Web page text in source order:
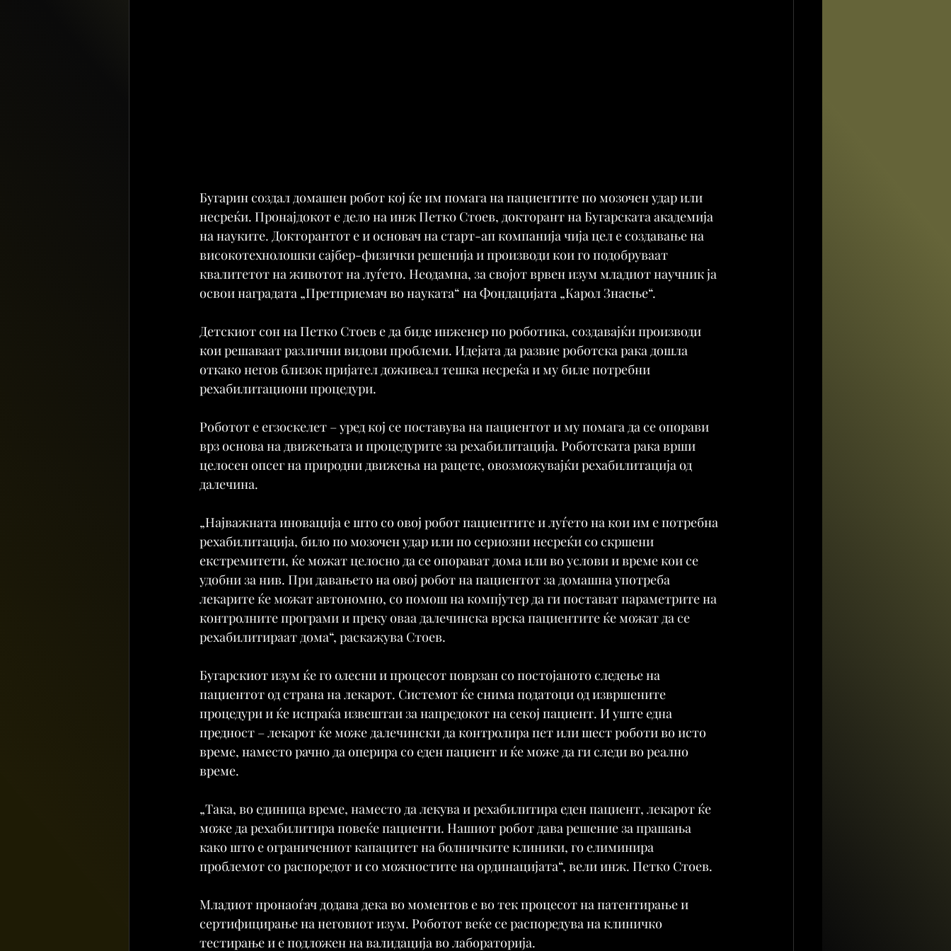
Бугарин создал домашен робот кој ќе им помага на пациентите по мозочен удар или
несреќи. Пронајдокот е дело на инж Петко Стоев, докторант на Бугарската академија
на науките. Докторантот е и основач на старт-ап компанија чија цел е создавање на
високотехнолошки сајбер-физички решенија и производи кои го подобруваат
квалитетот на животот на луѓето. Неодамна, за својот врвен изум младиот научник ја
освои наградата „Претприемач во науката“ на Фондацијата „Карол Знаење“.
Детскиот сон на Петко Стоев е да биде инженер по роботика, создавајќи производи
кои решаваат различни видови проблеми. Идејата да развие роботска рака дошла
откако негов близок пријател доживеал тешка несреќа и му биле потребни
рехабилитациони процедури.
Роботот е егзоскелет – уред кој се поставува на пациентот и му помага да се опорави
врз основа на движењата и процедурите за рехабилитација. Роботската рака врши
целосен опсег на природни движења на рацете, овозможувајќи рехабилитација од
далечина.
„Најважната иновација е што со овој робот пациентите и луѓето на кои им е потребна
рехабилитација, било по мозочен удар или по сериозни несреќи со скршени
екстремитети, ќе можат целосно да се опорават дома или во услови и време кои се
удобни за нив. При давањето на овој робот на пациентот за домашна употреба
лекарите ќе можат автономно, со помош на компјутер да ги постават параметрите на
контролните програми и преку оваа далечинска врска пациентите ќе можат да се
рехабилитираат дома“, раскажува Стоев.
Бугарскиот изум ќе го олесни и процесот поврзан со постојаното следење на
пациентот од страна на лекарот. Системот ќе снима податоци од извршените
процедури и ќе испраќа извештаи за напредокот на секој пациент. И уште една
предност – лекарот ќе може далечински да контролира пет или шест роботи во исто
време, наместо рачно да оперира со еден пациент и ќе може да ги следи во реално
време.
„Така, во единица време, наместо да лекува и рехабилитира еден пациент, лекарот ќе
може да рехабилитира повеќе пациенти. Нашиот робот дава решение за прашања
како што е ограничениот капацитет на болничките клиники, го елиминира
проблемот со распоредот и со можностите на ординацијата“, вели инж. Петко Стоев.
Младиот пронаоѓач додава дека во моментов е во тек процесот на патентирање и
сертифицирање на неговиот изум. Роботот веќе се распоредува на клиничко
тестирање и е подложен на валидација во лабораторија.